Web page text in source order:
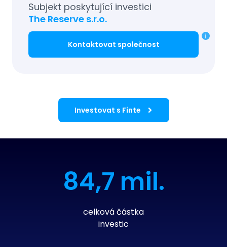
Subjekt poskytující investici
The Reserve s.r.o.
Kontaktovat společnost
Investovat s Finte
84,7 mil.
celková částka
investic